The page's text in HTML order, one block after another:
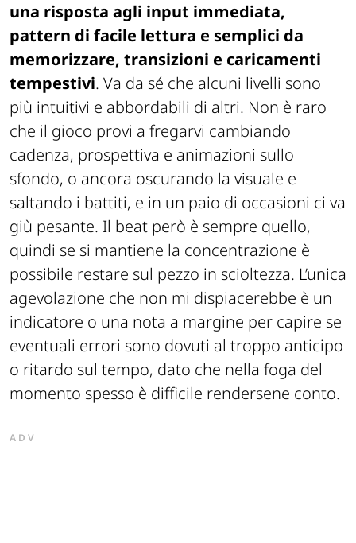
una risposta agli input immediata,
pattern di facile lettura e semplici da
memorizzare, transizioni e caricamenti
tempestivi. Va da sé che alcuni livelli sono
più intuitivi e abbordabili di altri. Non è raro
che il gioco provi a fregarvi cambiando
cadenza, prospettiva e animazioni sullo
sfondo, o ancora oscurando la visuale e
saltando i battiti, e in un paio di occasioni ci va
giù pesante. Il beat però è sempre quello,
quindi se si mantiene la concentrazione è
possibile restare sul pezzo in scioltezza. L’unica
agevolazione che non mi dispiacerebbe è un
indicatore o una nota a margine per capire se
eventuali errori sono dovuti al troppo anticipo
o ritardo sul tempo, dato che nella foga del
momento spesso è difficile rendersene conto.
ADV